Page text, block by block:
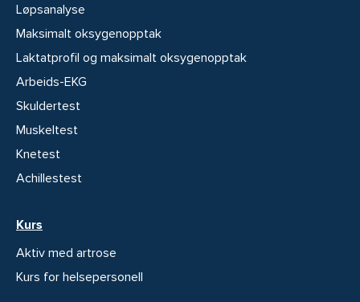
Løpsanalyse
Maksimalt oksygenopptak
Laktatprofil og maksimalt oksygenopptak
Arbeids-EKG
Skuldertest
Muskeltest
Knetest
Achillestest
Kurs
Aktiv med artrose
Kurs for helsepersonell